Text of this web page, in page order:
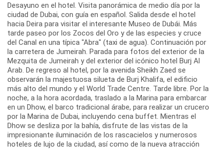
Desayuno en el hotel. Visita panorámica de medio día por la
ciudad de Dubai, con guía en español. Salida desde el hotel
hacia Deira para visitar el interesante Museo de Dubái. Más
tarde paseo por los Zocos del Oro y de las especies y cruce
del Canal en una típica "Abra" (taxi de agua). Continuación por
la carretera de Jumeirah. Parada para fotos del exterior de la
Mezquita de Jumeirah y del exterior del icónico hotel Burj Al
Arab. De regreso al hotel, por la avenida Sheikh Zaed se
observarán la majestuosa silueta de Burj Khalifa, el edificio
más alto del mundo y el World Trade Centre. Tarde libre. Por la
noche, a la hora acordada, traslado a la Marina para embarcar
en un Dhow, el barco tradicional árabe, para realizar un crucero
por la Marina de Dubai, incluyendo cena buffet. Mientras el
Dhow se desliza por la bahía, disfrute de las vistas de la
impresionante iluminación de los rascacielos y numerosos
hoteles de lujo de la ciudad, así como de la nueva atracción